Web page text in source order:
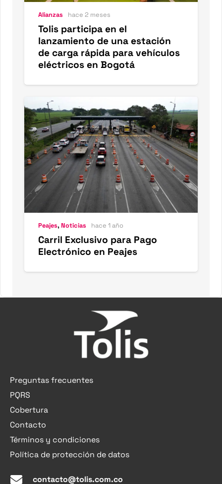
Alianzas hace 2 meses
Tolis participa en el
lanzamiento de una estación
de carga rápida para vehículos
eléctricos en Bogotá
Peajes, Noticias hace 1 año
Carril Exclusivo para Pago
Electrónico en Peajes
Preguntas frecuentes
PQRS
Cobertura
Contacto
Términos y condiciones
Política de protección de datos
contacto@tolis.com.co